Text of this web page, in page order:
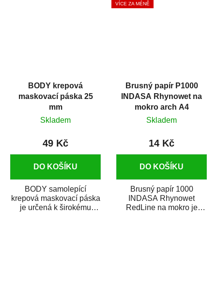
BODY krepová
maskovací páska 25
mm
Skladem
49 Kč
DO KOŠÍKU
BODY samolepící
krepová maskovací páska
je určená k širokému
VÍCE ZA MÉNĚ
Brusný papír P1000
INDASA Rhynowet na
mokro arch A4
Skladem
14 Kč
DO KOŠÍKU
Brusný papír 1000
INDASA Rhynowet
RedLine na mokro je